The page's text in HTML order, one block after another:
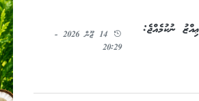
ނުކުމެއްޖެ:
14 ޖޫން 2026 -
20:29